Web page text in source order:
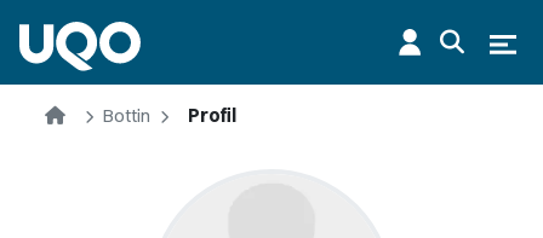
AccueilBottin Profil